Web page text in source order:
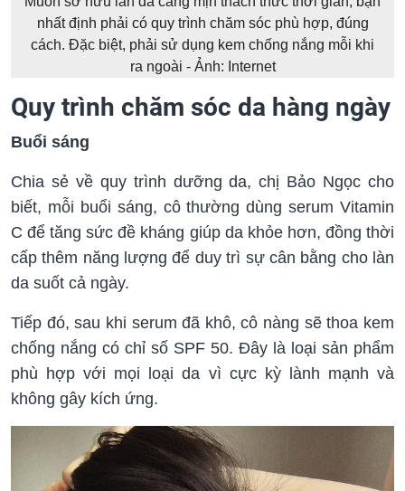
nhất định phải có quy trình chăm sóc phù hợp, đúng
cách. Đặc biệt, phải sử dụng kem chống nắng mỗi khi
ra ngoài - Ảnh: Internet
Quy trình chăm sóc da hàng ngày
Buổi sáng
Chia sẻ về quy trình dưỡng da, chị Bảo Ngọc cho
biết, mỗi buổi sáng, cô thường dùng serum Vitamin
C để tăng sức đề kháng giúp da khỏe hơn, đồng thời
cấp thêm năng lượng để duy trì sự cân bằng cho làn
da suốt cả ngày.
Tiếp đó, sau khi serum đã khô, cô nàng sẽ thoa kem
chống nắng có chỉ số SPF 50. Đây là loại sản phẩm
phù hợp với mọi loại da vì cực kỳ lành mạnh và
không gây kích ứng.